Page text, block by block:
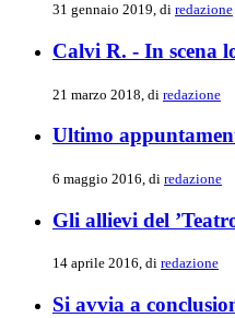
31 gennaio 2019, di redazione
Calvi R. - In scena
21 marzo 2018, di redazione
Ultimo
6 maggio 2016, di redazione
Gli allievi del
14 aprile 2016, di redazione
Si avvia a